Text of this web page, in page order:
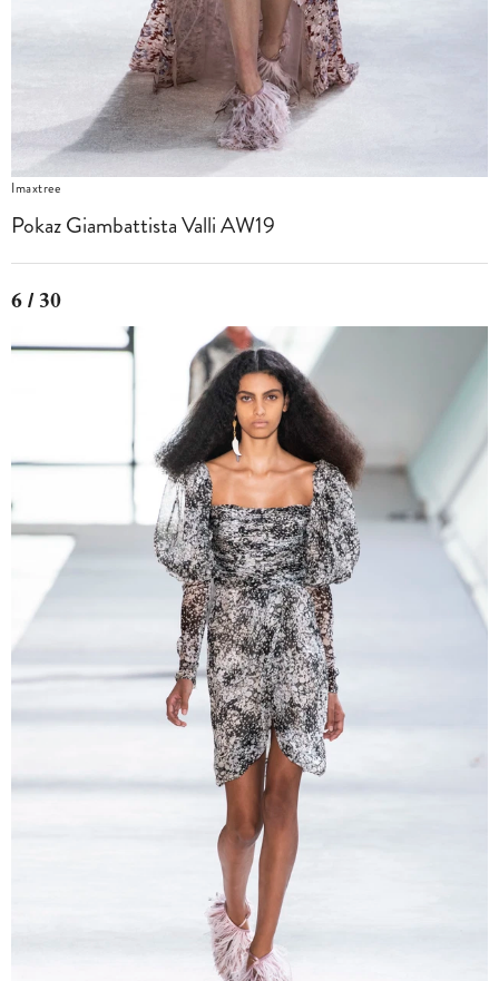
Imaxtree
Pokaz Giambattista Valli AW19
6 / 30